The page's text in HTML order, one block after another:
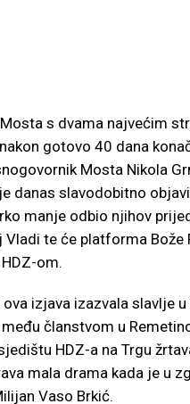
s dvama najvećim
gotovo 40 dana
Mosta Nikola
danas slavodobitno
manje odbio njihov
te će platforma Bože
om.
ova izjava izazvala slavlje
članstvom u
HDZ-a na Trgu
mala drama kada je u
Vaso Brkić.